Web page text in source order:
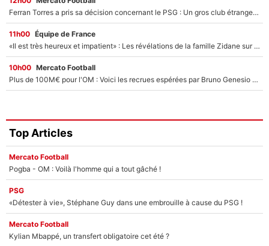
Ferran Torres a pris sa décision concernant le PSG : Un gros club étranger prêt à relancer le feuilleton pour la signature du champion du monde 2026 !
11h00 Équipe de France
«Il est très heureux et impatient» : Les révélations de la famille Zidane sur sa prise de pouvoir en équipe de France !
10h00 Mercato Football
Plus de 100M€ pour l'OM : Voici les recrues espérées par Bruno Genesio et Grégory Lorenzi après l’opération dégraissage
Top Articles
Mercato Football
Pogba - OM : Voilà l'homme qui a tout gâché !
PSG
«Détester à vie», Stéphane Guy dans une embrouille à cause du PSG !
Mercato Football
Kylian Mbappé, un transfert obligatoire cet été ?